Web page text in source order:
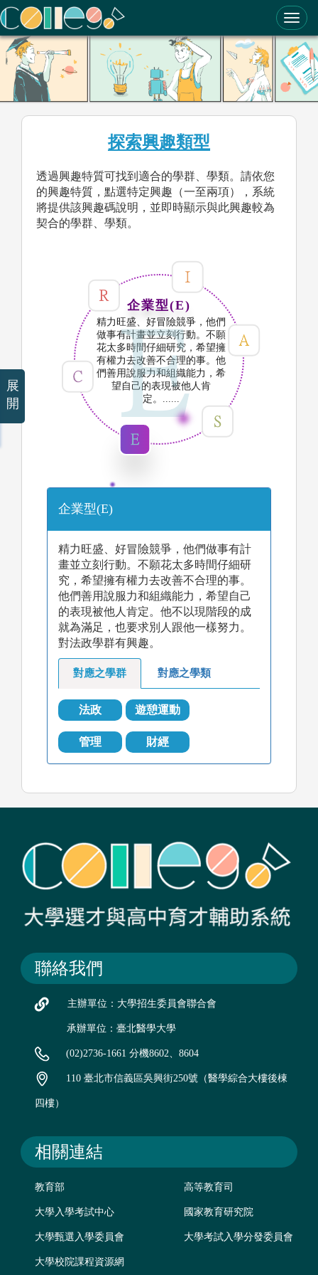
ColleGo! 大學選才與高中育才輔助系統
探索興趣類型
透過興趣特質可找到適合的學群、學類。請依您
的興趣特質，點選特定興趣（一至兩項），系統
將提供該興趣碼說明，並即時顯示與此興趣較為
契合的學群、學類。
企業型(E)
精力旺盛、好冒險競爭，他們
做事有計畫並立刻行動。不願
花太多時間仔細研究，希望擁
有權力去改善不合理的事。他
們善用說服力和組織能力，希
望自己的表現被他人肯
定。......
企業型(E)
精力旺盛、好冒險競爭，他們做事有計
畫並立刻行動。不願花太多時間仔細研
究，希望擁有權力去改善不合理的事。
他們善用說服力和組織能力，希望自己
的表現被他人肯定。他不以現階段的成
就為滿足，也要求別人跟他一樣努力。
對法政學群有興趣。
對應之學群 對應之學類
法政 遊憩運動
管理 財經
聯絡我們
主辦單位：大學招生委員會聯合會
承辦單位：臺北醫學大學
(02)2736-1661 分機8602、8604
110 臺北市信義區吳興街250號（醫學綜合大樓後棟
四樓）
相關連結
教育部 高等教育司
大學入學考試中心 國家教育研究院
大學甄選入學委員會 大學考試入學分發委員會
大學校院課程資源網
展
開